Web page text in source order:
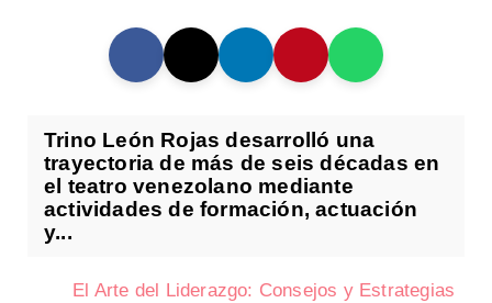
Trino León Rojas desarrolló una
trayectoria de más de seis décadas en
el teatro venezolano mediante
actividades de formación, actuación
y...
El Arte del Liderazgo: Consejos y Estrategias